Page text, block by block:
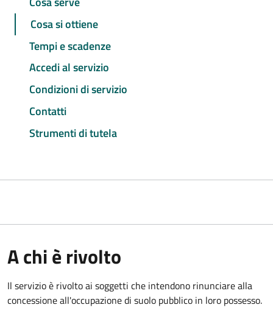
Cosa si ottiene
Tempi e scadenze
Accedi al servizio
Condizioni di servizio
Contatti
Strumenti di tutela
A chi è rivolto
Il servizio è rivolto ai soggetti che intendono rinunciare alla
concessione all'occupazione di suolo pubblico in loro possesso.